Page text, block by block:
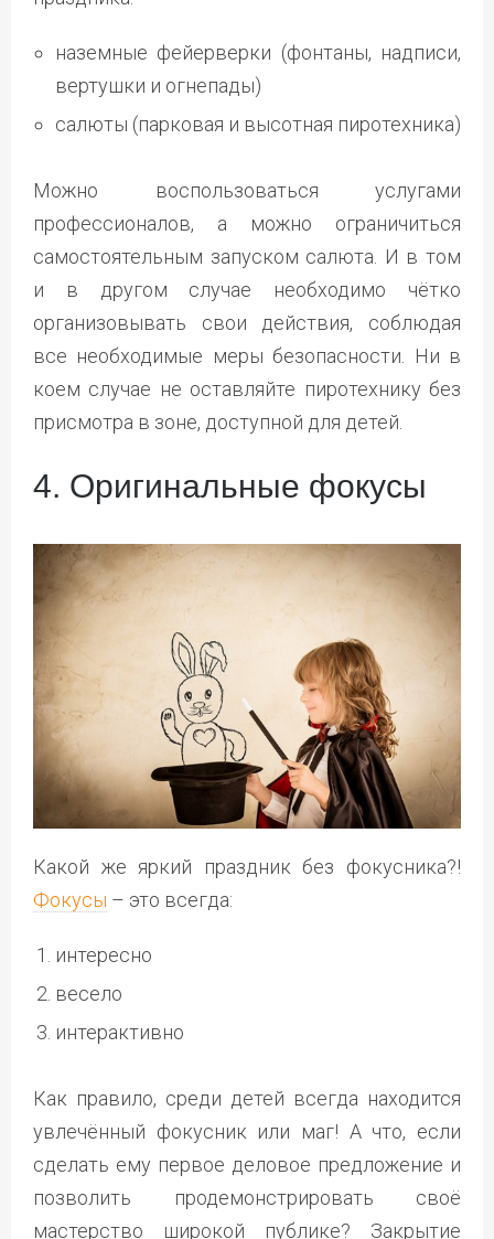
наземные фейерверки (фонтаны, надписи,
вертушки и огнепады)
салюты (парковая и высотная пиротехника)
Можно воспользоваться услугами
профессионалов, а можно ограничиться
самостоятельным запуском салюта. И в том
и в другом случае необходимо чётко
организовывать свои действия, соблюдая
все необходимые меры безопасности. Ни в
коем случае не оставляйте пиротехнику без
присмотра в зоне, доступной для детей.
4. Оригинальные фокусы
Какой же яркий праздник без фокусника?!
Фокусы – это всегда:
интересно
весело
интерактивно
Как правило, среди детей всегда находится
увлечённый фокусник или маг! А что, если
сделать ему первое деловое предложение и
позволить продемонстрировать своё
мастерство широкой публике? Закрытие